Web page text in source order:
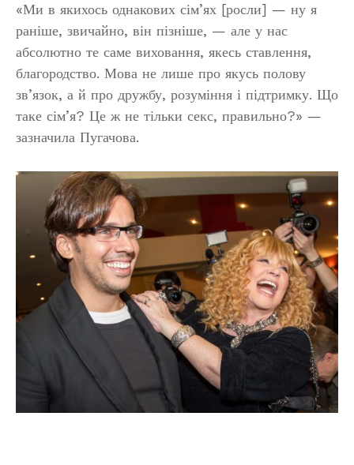
«Ми в якихось однакових сім’ях [росли] — ну я
раніше, звичайно, він пізніше, — але у нас
абсолютно те саме виховання, якесь ставлення,
благородство. Мова не лише про якусь полову
зв’язок, а й про дружбу, розуміння і підтримку. Що
таке сім’я? Це ж не тільки секс, правильно?» —
зазначила Пугачова.